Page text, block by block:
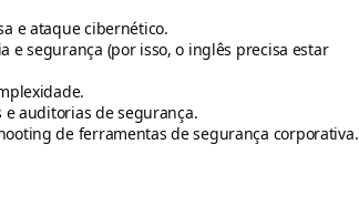
e ataque cibernético.
segurança (por isso, o inglês precisa estar
auditorias de segurança.
de ferramentas de segurança corporativa.